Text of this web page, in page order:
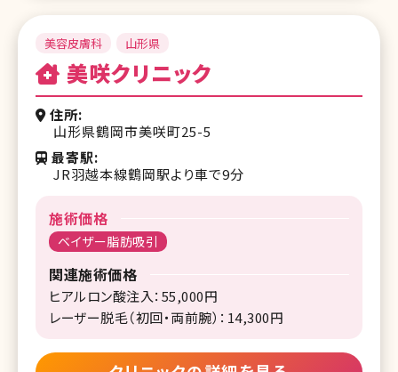
美容皮膚科 山形県
美咲クリニック
住所
山形県鶴岡市美咲町25-5
最寄駅
JR羽越本線鶴岡駅より車で9分
施術価格
ベイザー脂肪吸引
関連施術価格
ヒアルロン酸注入：55,000円
レーザー脱毛（初回・両前腕）：14,300円